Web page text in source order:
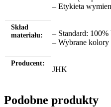
– Etykieta
Skład
materiału:
– Standard: 100%
– Wybrane kolory
Producent:
JHK
Podobne produkty